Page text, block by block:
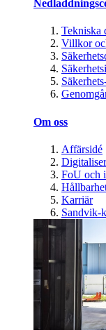
Tekniska
Villkor
Om oss
Affärsidé
FoU och
Karriär
Sandvik-